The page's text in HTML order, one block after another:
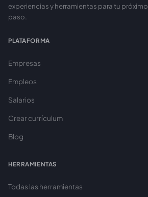
experiencias y herramientas para tu próximo
paso.
PLATAFORMA
Empresas
Empleos
Salarios
Crear currículum
Blog
HERRAMIENTAS
Todas las herramientas